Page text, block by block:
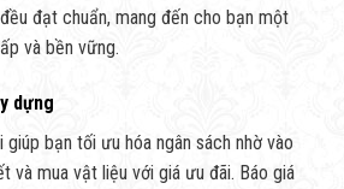
đạt chuẩn, mang đến cho bạn một
và bền vững.
dựng
bạn tối ưu hóa ngân sách nhờ vào
và mua vật liệu với giá ưu đãi. Báo giá